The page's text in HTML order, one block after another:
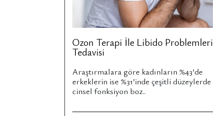
Ozon Terapi İle Libido Problemleri
Tedavisi
Araştırmalara göre kadınların %43’de
erkeklerin ise %31’inde çeşitli düzeylerde
cinsel fonksiyon boz..